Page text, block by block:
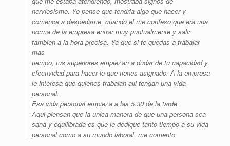
nerviosismo. Yo pense que tendria algo que hacer y
comence a despedirme, cuando el me confeso que era una
norma de la empresa entrar muy puntualmente y salir
tambien a la hora precisa. Ya que si te quedas a trabajar
mas
tiempo, tus superiores empiezan a dudar de tu capacidad y
efectividad para hacer lo que tienes asignado. A la empresa
le interesa que quienes trabajan alli tengan una vida
personal.
Esa vida personal empieza a las 5:30 de la tarde.
Aqui piensan que la unica manera de que una persona sea
sana y equilibrada es que le dedique tanto tiempo a su vida
personal como a su mundo laboral, me comento.